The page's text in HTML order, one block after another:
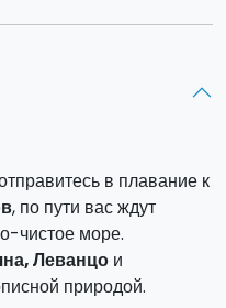
в плавание к
, по пути вас ждут
чистое море.
Леванцо и
природой.